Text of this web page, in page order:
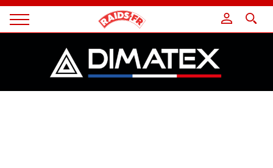
Magazine
Panneau de gestion des cookies